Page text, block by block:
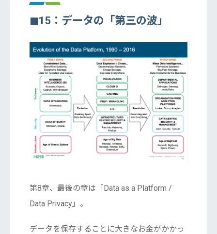
◼︎15：データの「第三の波」
第8章、最後の章は「Data as a Platform /
Data Privacy」。
データを保存することに大きなお金がかかっ